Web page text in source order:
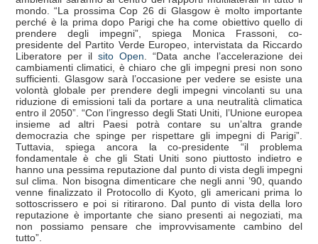
mondo. “La prossima Cop 26 di Glasgow è molto importante
perché è la prima dopo Parigi che ha come obiettivo quello di
prendere degli impegni”, spiega Monica Frassoni, co-
presidente del Partito Verde Europeo, intervistata da Riccardo
Liberatore per il sito Open . “Data anche l’accelerazione dei
cambiamenti climatici, è chiaro che gli impegni presi non sono
sufficienti. Glasgow sarà l’occasione per vedere se esiste una
volontà globale per prendere degli impegni vincolanti su una
riduzione di emissioni tali da portare a una neutralità climatica
entro il 2050”. “Con l’ingresso degli Stati Uniti, l’Unione europea
insieme ad altri Paesi potrà contare su un’altra grande
democrazia che spinge per rispettare gli impegni di Parigi”.
Tuttavia, spiega ancora la co-presidente “il problema
fondamentale è che gli Stati Uniti sono piuttosto indietro e
hanno una pessima reputazione dal punto di vista degli impegni
sul clima. Non bisogna dimenticare che negli anni ’90, quando
venne finalizzato il Protocollo di Kyoto, gli americani prima lo
sottoscrissero e poi si ritirarono. Dal punto di vista della loro
reputazione è importante che siano presenti ai negoziati, ma
non possiamo pensare che improvvisamente cambino del
tutto”.